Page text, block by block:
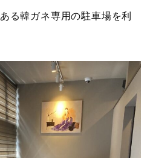
る韓ガネ専用の駐車場を利